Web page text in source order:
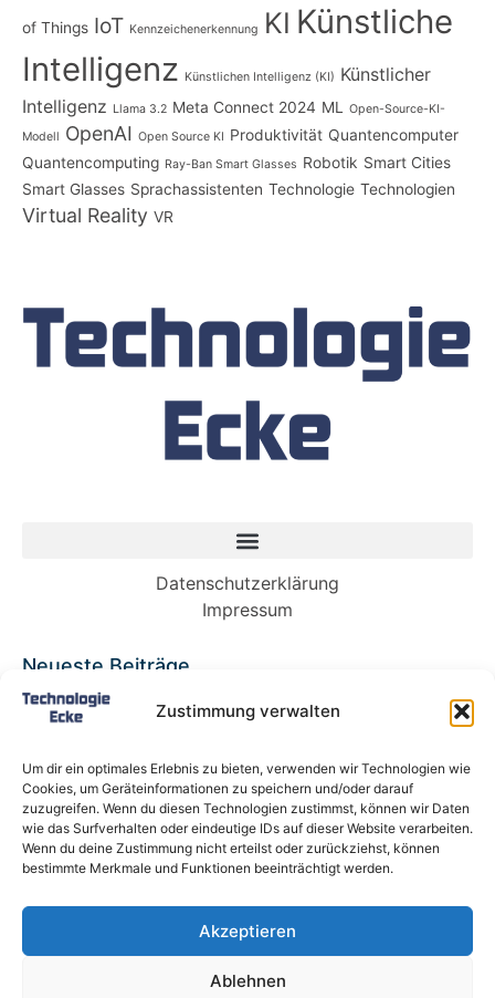
Zustimmung verwalten
Um dir ein optimales Erlebnis zu bieten, verwenden wir Technologien wie
Cookies, um Geräteinformationen zu speichern und/oder darauf
zuzugreifen. Wenn du diesen Technologien zustimmst, können wir Daten
wie das Surfverhalten oder eindeutige IDs auf dieser Website verarbeiten.
Wenn du deine Zustimmung nicht erteilst oder zurückziehst, können
bestimmte Merkmale und Funktionen beeinträchtigt werden.
Akzeptieren
Ablehnen
of Things IoT Kennzeichenerkennung KI Künstliche
Intelligenz Künstlichen Intelligenz (KI) Künstlicher
Intelligenz Llama 3.2 Meta Connect 2024 ML Open-Source-KI-
Modell OpenAI Open Source KI Produktivität Quantencomputer
Quantencomputing Ray-Ban Smart Glasses Robotik Smart Cities
Smart Glasses Sprachassistenten Technologie Technologien
Virtual Reality VR
Datenschutzerklärung
Impressum
Neueste Beiträge
Babybett 90×200: Die perfekte Lösung für
wachsende Kinder und kleine Räume
Deutschland endlich ein Recht auf Kühlung
braucht
Schneckentempo: Die langsamsten Autos der
Welt
Softwareentwicklungsteam: Das sind die